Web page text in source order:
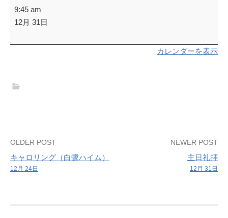
や
さ
く
9:45 am
12月 31日
カレンダーを表示
Post
navigation
OLDER POST
キャロリング（白鷺ハイム）
12月 24日
NEWER POST
主日礼拝
12月 31日